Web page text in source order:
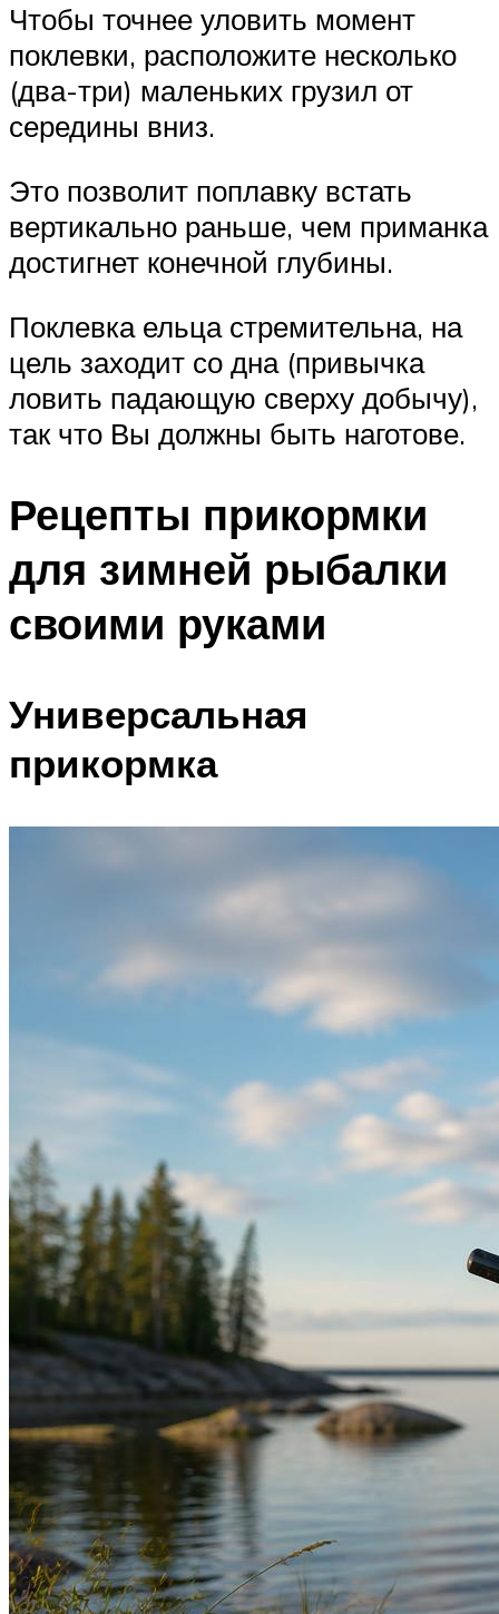
Чтобы точнее уловить момент
поклевки, расположите несколько
(два-три) маленьких грузил от
середины вниз.
Это позволит поплавку встать
вертикально раньше, чем приманка
достигнет конечной глубины.
Поклевка ельца стремительна, на
цель заходит со дна (привычка
ловить падающую сверху добычу),
так что Вы должны быть наготове.
Рецепты прикормки
для зимней рыбалки
своими руками
Универсальная
прикормка